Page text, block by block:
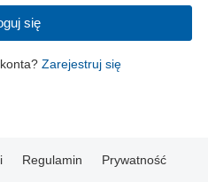
się
Zarejestruj się
Regulamin Prywatność